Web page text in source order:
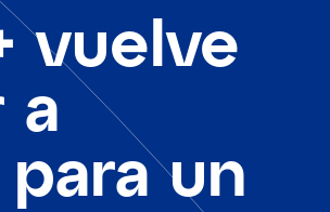
vuelve
a
un